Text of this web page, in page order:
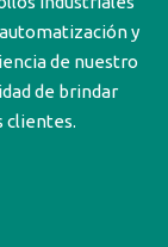
y
de nuestro
de brindar
clientes.